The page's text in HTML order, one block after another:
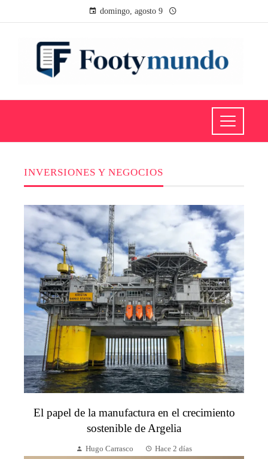
domingo, agosto 9
INVERSIONES Y NEGOCIOS
El papel de la manufactura en el crecimiento
sostenible de Argelia
Hugo Carrasco Hace 2 días